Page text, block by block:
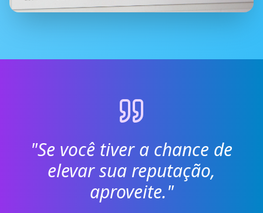
"Se você tiver a chance de
elevar sua reputação,
aproveite."